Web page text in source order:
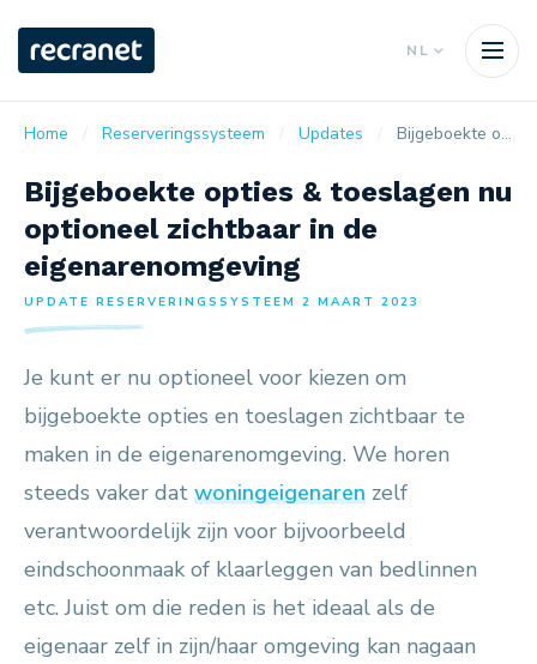
NL
Home Reserveringssysteem Updates Bijgeboekte opties & toeslagen nu optioneel zichtbaar in de eigenarenomgeving
Bijgeboekte opties & toeslagen nu
optioneel zichtbaar in de
eigenarenomgeving
UPDATE RESERVERINGSSYSTEEM 2 MAART 2023
Je kunt er nu optioneel voor kiezen om
bijgeboekte opties en toeslagen zichtbaar te
maken in de eigenarenomgeving. We horen
steeds vaker dat woningeigenaren zelf
verantwoordelijk zijn voor bijvoorbeeld
eindschoonmaak of klaarleggen van bedlinnen
etc. Juist om die reden is het ideaal als de
eigenaar zelf in zijn/haar omgeving kan nagaan